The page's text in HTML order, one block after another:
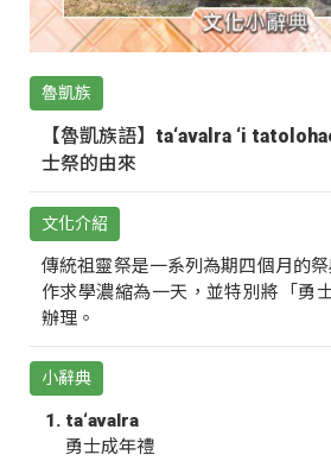
魯凱族
【魯凱族語】ta‘avalra ‘i
士祭的由來
文化介紹
傳統祖靈祭是一系列為期四個月的
作求學濃縮為一天，並特別將「勇
辦理。
小辭典
ta‘avalra
勇士成年禮